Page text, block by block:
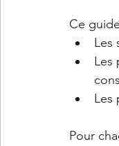
Ce
Les
Les
Les
Pour